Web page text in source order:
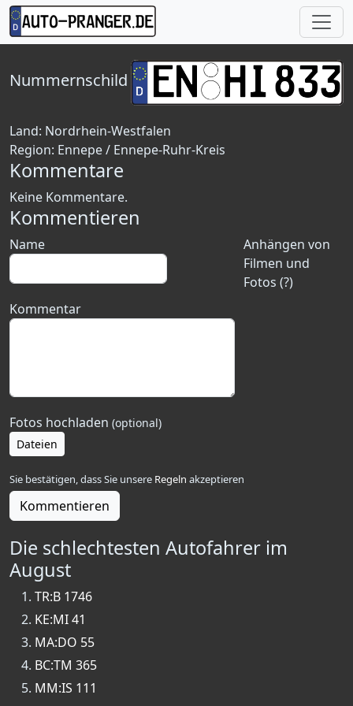
Nummernschild
Land: Nordrhein-Westfalen
Region: Ennepe / Ennepe-Ruhr-Kreis
Kommentare
Keine Kommentare.
Kommentieren
Anhängen von
Filmen und
Fotos (?)
Name
Kommentar
Fotos hochladen (optional)
Dateien
Sie bestätigen, dass Sie unsere Regeln akzeptieren
Kommentieren
Die schlechtesten Autofahrer im
August
TR:B 1746
KE:MI 41
MA:DO 55
BC:TM 365
MM:IS 111